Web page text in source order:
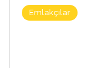
Emlakçılar